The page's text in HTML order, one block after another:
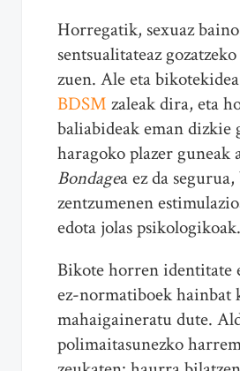
Horregatik, sexuaz
sentsualitateaz
zuen. Ale eta
BDSM zaleak dira, eta
baliabideak eman dizkie
haragoko plazer guneak
Bondagea ez da
zentzumenen
edota jolas psikologikoak.
Bikote horren identitate
ez-normatiboek hainbat
mahaigaineratu dute.
polimaitasunezko